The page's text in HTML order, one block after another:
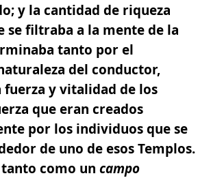
; y la cantidad de riqueza
se filtraba a la mente de la
tanto por el
del conductor,
y vitalidad de los
que eran creados
por los individuos que se
de uno de esos Templos.
como un campo